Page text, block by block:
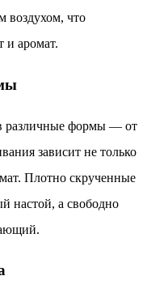
воздухом, что
и аромат.
различные формы — от
зависит не только
Плотно скрученные
настой, а свободно